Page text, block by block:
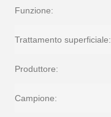
Funzione:
Trattamento superficiale:
Produttore:
Campione: